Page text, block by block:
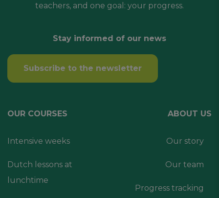
teachers, and one goal: your progress.
Stay informed of our news
Subscribe to the newsletter
OUR COURSES
Intensive weeks
Dutch lessons at
lunchtime
ABOUT US
Our story
Our team
Progress tracking